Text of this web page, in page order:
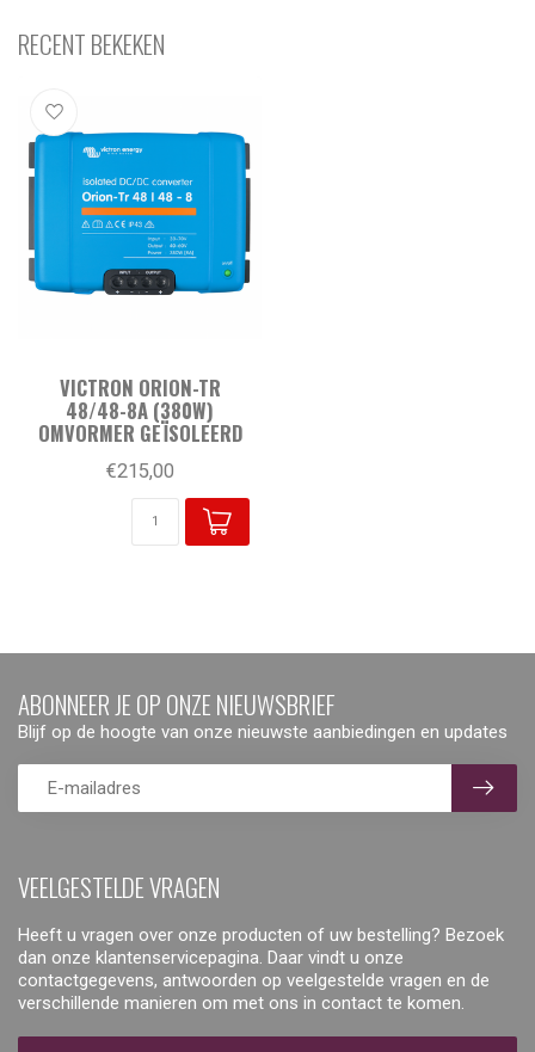
RECENT BEKEKEN
VICTRON ORION-TR
48/48-8A (380W)
OMVORMER GEÏSOLEERD
€215,00
VEELGESTELDE VRAGEN
Heeft u vragen over onze producten of uw bestelling? Bezoek
dan onze klantenservicepagina. Daar vindt u onze
contactgegevens, antwoorden op veelgestelde vragen en de
verschillende manieren om met ons in contact te komen.
ABONNEER JE OP ONZE NIEUWSBRIEF
Blijf op de hoogte van onze nieuwste aanbiedingen en updates